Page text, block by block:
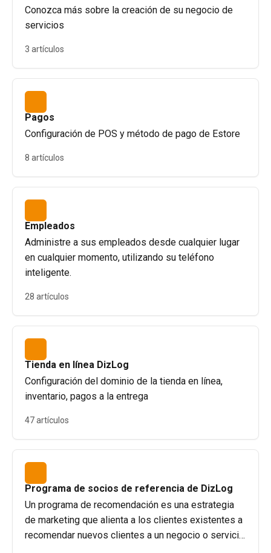
Conozca más sobre la creación de su negocio de
servicios
3 artículos
Pagos
Configuración de POS y método de pago de Estore
8 artículos
Empleados
Administre a sus empleados desde cualquier lugar
en cualquier momento, utilizando su teléfono
inteligente.
28 artículos
Tienda en línea DizLog
Configuración del dominio de la tienda en línea,
inventario, pagos a la entrega
47 artículos
Programa de socios de referencia de DizLog
Un programa de recomendación es una estrategia
de marketing que alienta a los clientes existentes a
recomendar nuevos clientes a un negocio o servicio